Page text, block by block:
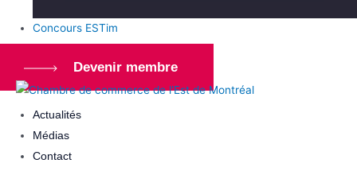
Concours ESTim
Devenir membre
Actualités
Médias
Contact